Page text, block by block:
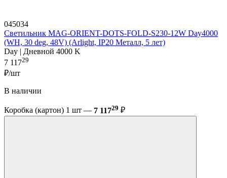
045034
Светильник MAG-ORIENT-DOTS-FOLD-S230-12W Day4000
(WH, 30 deg, 48V) (Arlight, IP20 Металл, 5 лет)
Day | Дневной 4000 K
7 11729
₽/шт
В наличии
Коробка (картон) 1 шт — 7 11729 ₽